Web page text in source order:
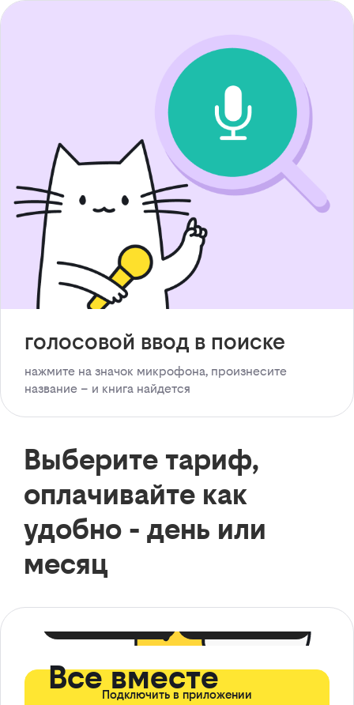
голосовой ввод в поиске
нажмите на значок микрофона, произнесите
название – и книга найдется
Выберите тариф,
оплачивайте как
удобно - день или
месяц
Все вместе
Подключить в приложении